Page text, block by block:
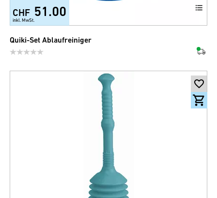
CHF 51.00
inkl. MwSt.
Quiki-Set Ablaufreiniger